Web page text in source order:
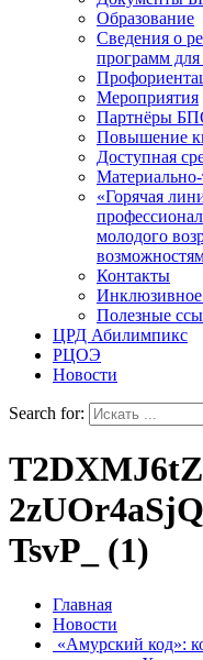
Образование
Сведения о
программ
Мероприятия
Партнёры
Повышение
Доступная
Материально-
«Горячая
молодого
Контакты
Инклюзивное
Полезные
ЦРД Абилимпикс
РЦОЭ
Новости
Search for:
TsvP_ (1)
Главная
Новости
«Амурский код»: